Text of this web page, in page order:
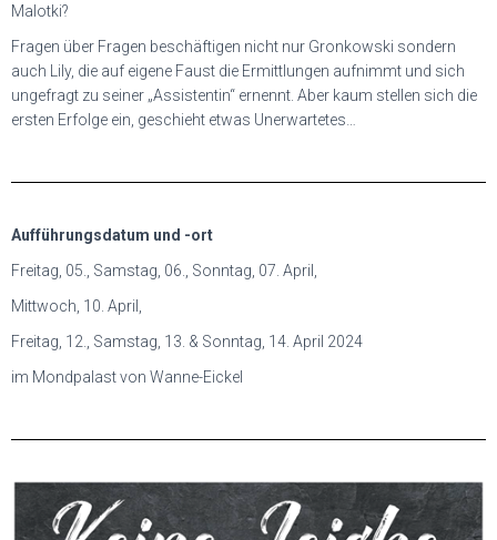
Malotki?
Fragen über Fragen beschäftigen nicht nur Gronkowski sondern
auch Lily, die auf eigene Faust die Ermittlungen aufnimmt und sich
ungefragt zu seiner „Assistentin“ ernennt. Aber kaum stellen sich die
ersten Erfolge ein, geschieht etwas Unerwartetes…
Aufführungsdatum und -ort
Freitag, 05., Samstag, 06., Sonntag, 07. April,
Mittwoch, 10. April,
Freitag, 12., Samstag, 13. & Sonntag, 14. April 2024
im Mondpalast von Wanne-Eickel